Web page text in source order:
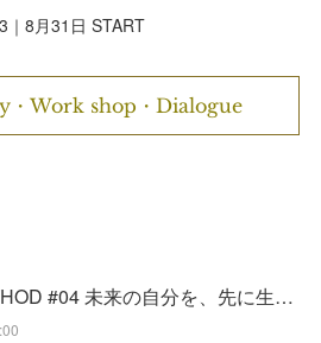
｜8月31日 START
Work shop・Dialogue
#04 未来の自分を、先に生…